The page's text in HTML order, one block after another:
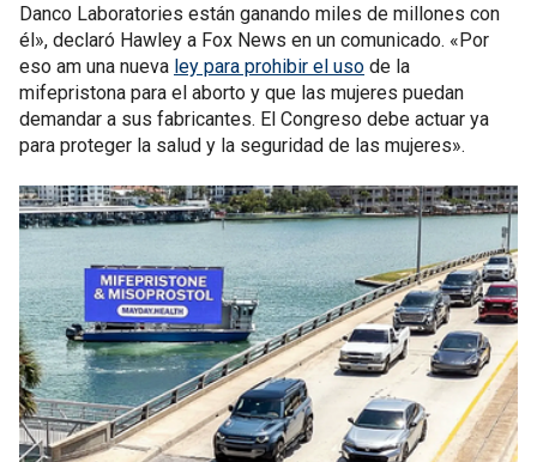
Danco Laboratories están ganando miles de millones con
él», declaró Hawley a Fox News en un comunicado. «Por
eso am una nueva ley para prohibir el uso de la
mifepristona para el aborto y que las mujeres puedan
demandar a sus fabricantes. El Congreso debe actuar ya
para proteger la salud y la seguridad de las mujeres».